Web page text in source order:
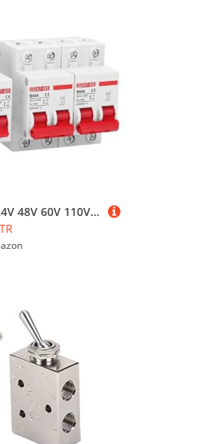
DC MCB 12V 24V 48V 60V 110V Circuit Breaker Battery Protect Switch Positive Negative Short Circuit 2P 10A 20A 50A 100A 125A 150A(2P,6A)